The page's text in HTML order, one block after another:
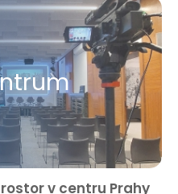
v centru Prahy